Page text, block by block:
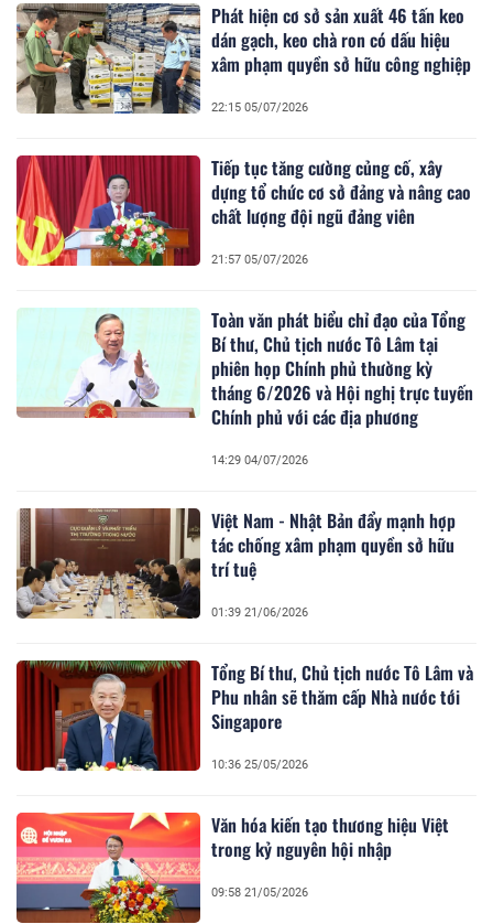
Phát hiện cơ sở sản xuất 46 tấn keo
dán gạch, keo chà ron có dấu hiệu
xâm phạm quyền sở hữu công nghiệp
22:15 05/07/2026
Tiếp tục tăng cường củng cố, xây
dựng tổ chức cơ sở đảng và nâng cao
chất lượng đội ngũ đảng viên
21:57 05/07/2026
Toàn văn phát biểu chỉ đạo của Tổng
Bí thư, Chủ tịch nước Tô Lâm tại
phiên họp Chính phủ thường kỳ
tháng 6/2026 và Hội nghị trực tuyến
Chính phủ với các địa phương
14:29 04/07/2026
Việt Nam - Nhật Bản đẩy mạnh hợp
tác chống xâm phạm quyền sở hữu
trí tuệ
01:39 21/06/2026
Tổng Bí thư, Chủ tịch nước Tô Lâm và
Phu nhân sẽ thăm cấp Nhà nước tới
Singapore
10:36 25/05/2026
Văn hóa kiến tạo thương hiệu Việt
trong kỷ nguyên hội nhập
09:58 21/05/2026